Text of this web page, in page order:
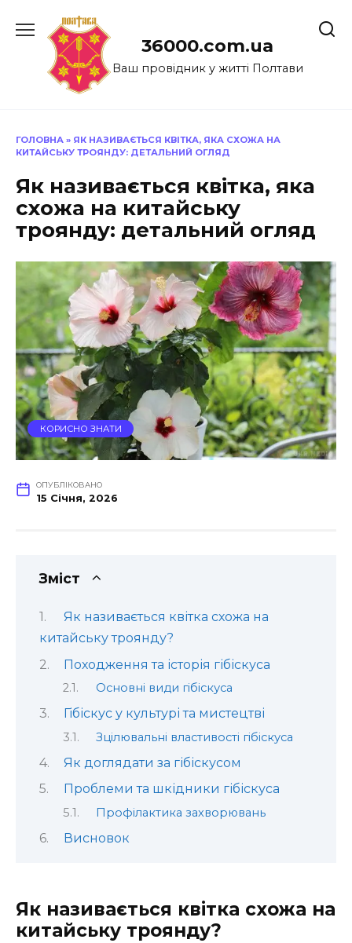
до
36000.com.ua
Ваш провідник у житті Полтави
ГОЛОВНА » ЯК НАЗИВАЄТЬСЯ КВІТКА, ЯКА СХОЖА НА
КИТАЙСЬКУ ТРОЯНДУ: ДЕТАЛЬНИЙ ОГЛЯД
Як називається квітка, яка
схожа на китайську
троянду: детальний огляд
КОРИСНО ЗНАТИ
ОПУБЛІКОВАНО
15 Січня, 2026
Зміст
Як називається квітка схожа на
китайську троянду?
Походження та історія гібіскуса
Основні види гібіскуса
Гібіскус у культурі та мистецтві
Зцілювальні властивості гібіскуса
Як доглядати за гібіскусом
Проблеми та шкідники гібіскуса
Профілактика захворювань
Висновок
Як називається квітка схожа на
китайську троянду?